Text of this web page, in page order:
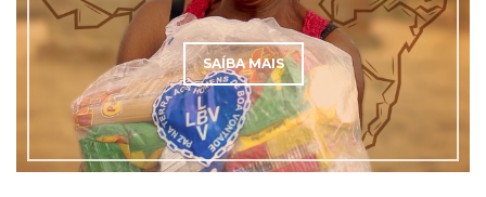
SAÍBA MAIS